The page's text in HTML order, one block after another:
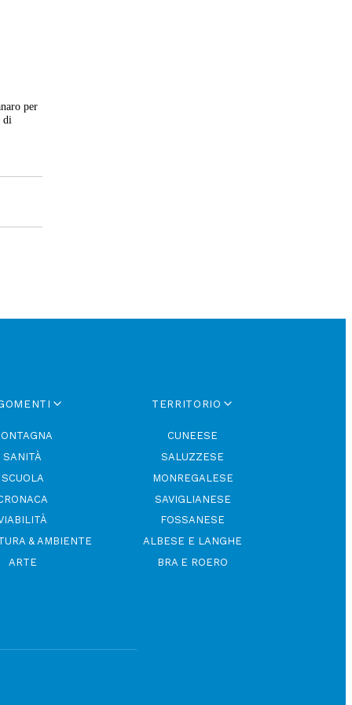
per
di
SANITÀ
SCUOLA
& AMBIENTE
ARTE
TERRITORIO
CUNEESE
SALUZZESE
MONREGALESE
SAVIGLIANESE
FOSSANESE
ALBESE E LANGHE
BRA E ROERO